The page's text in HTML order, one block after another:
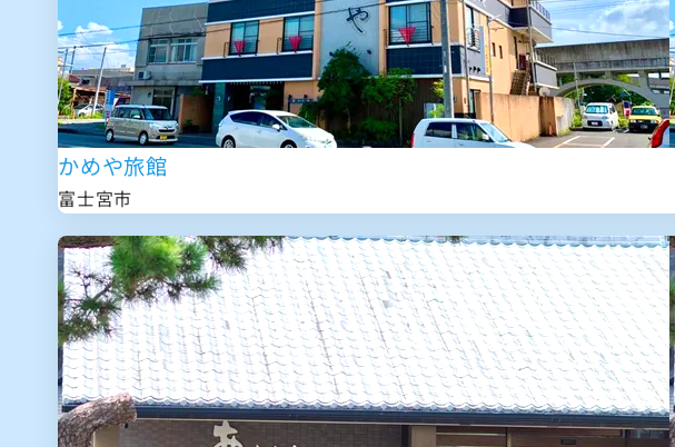
かめや旅館
富士宮市